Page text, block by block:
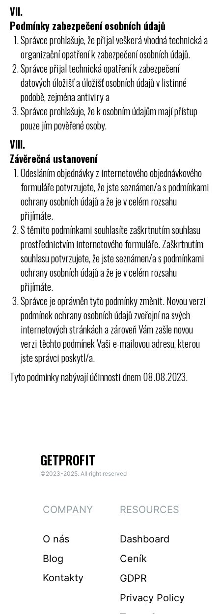
VII.
Podmínky zabezpečení osobních údajů
Správce prohlašuje, že přijal veškerá vhodná technická a
organizační opatření k zabezpečení osobních údajů.
Správce přijal technická opatření k zabezpečení
datových úložišť a úložišť osobních údajů v listinné
podobě, zejména antiviry a
Správce prohlašuje, že k osobním údajům mají přístup
pouze jím pověřené osoby.
VIII.
Závěrečná ustanovení
Odesláním objednávky z internetového objednávkového
formuláře potvrzujete, že jste seznámen/a s podmínkami
ochrany osobních údajů a že je v celém rozsahu
přijímáte.
S těmito podmínkami souhlasíte zaškrtnutím souhlasu
prostřednictvím internetového formuláře. Zaškrtnutím
souhlasu potvrzujete, že jste seznámen/a s podmínkami
ochrany osobních údajů a že je v celém rozsahu
přijímáte.
Správce je oprávněn tyto podmínky změnit. Novou verzi
podmínek ochrany osobních údajů zveřejní na svých
internetových stránkách a zároveň Vám zašle novou
verzi těchto podmínek Vaši e-mailovou adresu, kterou
jste správci poskytl/a.
Tyto podmínky nabývají účinnosti dnem 08.08.2023.
GETPROFIT
©2023-2025. All right reserved
COMPANY RESOURCES
O nás
Blog
Kontakty
Dashboard
Ceník
GDPR
Privacy Policy